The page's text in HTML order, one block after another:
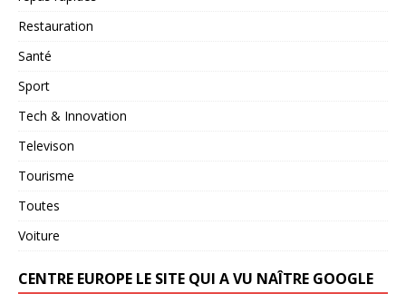
Restauration
Santé
Sport
Tech & Innovation
Televison
Tourisme
Toutes
Voiture
CENTRE EUROPE LE SITE QUI A VU NAÎTRE GOOGLE